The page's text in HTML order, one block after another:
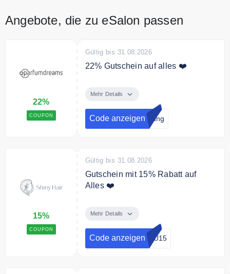
Angebote, die zu eSalon passen
22%
COUPON
Gültig bis 31.08.2026
22% Gutschein auf alles ❤️
an und sichere dir einen Rabatt
Code in Höhe von 22%
Mehr Details
Code anzeigen dung
15%
COUPON
Gültig bis 31.08.2026
Gutschein mit 15% Rabatt auf
Alles ❤️
Kasse und sichern Sie sich 15%
Mehr Details
Code anzeigen GU15